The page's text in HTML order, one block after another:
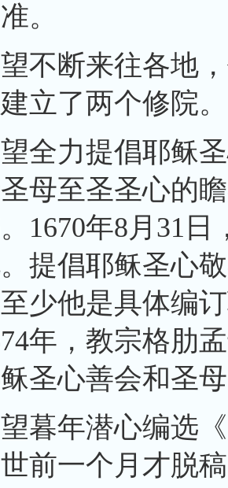
。
断来往各地，
立了两个修院。
力提倡耶稣圣
母至圣圣心的
1670年8月 31 日
提倡耶稣圣心
少他是具体编
年，教宗格肋
圣心善会和圣
年潜心编选《
前一个月才脱